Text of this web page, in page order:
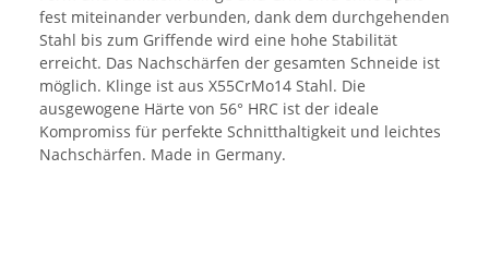
fest miteinander verbunden, dank dem durchgehenden
Stahl bis zum Griffende wird eine hohe Stabilität
erreicht. Das Nachschärfen der gesamten Schneide ist
möglich. Klinge ist aus X55CrMo14 Stahl. Die
ausgewogene Härte von 56° HRC ist der ideale
Kompromiss für perfekte Schnitthaltigkeit und leichtes
Nachschärfen. Made in Germany.